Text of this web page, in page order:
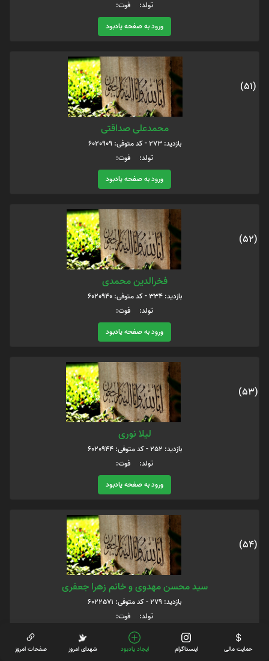
تولد: فوت:
ورود به صفحه یادبود
(51)
محمدعلی صداقتی
بازدید: 273 - کد متوفی: 6020909
تولد: فوت:
ورود به صفحه یادبود
(52)
فخرالدین محمدی
بازدید: 334 - کد متوفی: 6020940
تولد: فوت:
ورود به صفحه یادبود
(53)
لیلا نوری
بازدید: 252 - کد متوفی: 6020944
تولد: فوت:
ورود به صفحه یادبود
(54)
سید محسن مهدوی و خانم زهرا جعفری
بازدید: 279 - کد متوفی: 6022571
تولد: فوت:
ورود به صفحه یادبود
حمایت مالی اینستاگرام ایجاد یادبود شهدای امروز صفحات امروز